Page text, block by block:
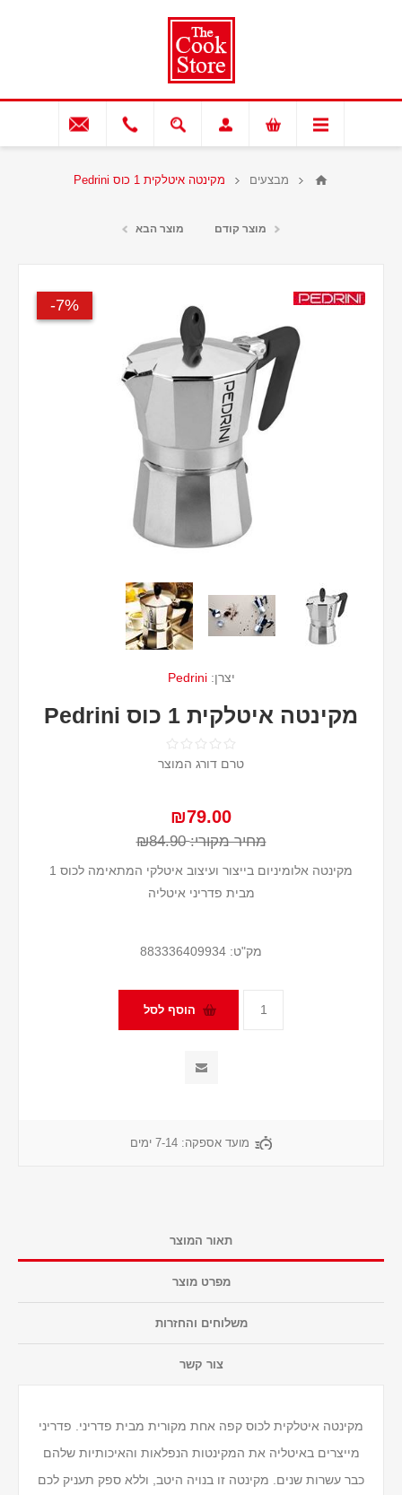
מבצעים מקינטה איטלקית 1 כוס Pedrini
מוצר קודם מוצר הבא
7%-
יצרן: Pedrini
מקינטה איטלקית 1 כוס Pedrini
טרם דורג המוצר
₪79.00
מחיר מקורי: ₪84.90
מקינטה אלומיניום בייצור ועיצוב איטלקי המתאימה לכוס 1
מבית פדריני איטליה
מק"ט: 883336409934
מועד אספקה: 7-14 ימים
תאור המוצר
מפרט מוצר
משלוחים והחזרות
צור קשר
מקינטה איטלקית לכוס קפה אחת מקורית מבית פדריני. פדריני
מייצרים באיטליה את המקינטות הנפלאות והאיכותיות שלהם
כבר עשרות שנים. מקינטה זו בנויה היטב, וללא ספק תעניק לכם